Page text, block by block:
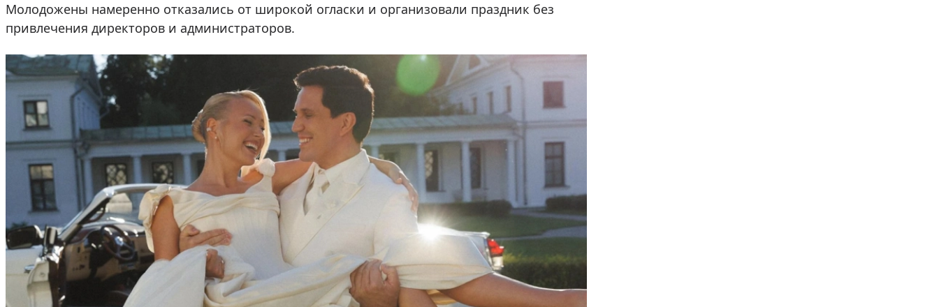
Молодожены намеренно отказались от широкой огласки и организовали праздник без
привлечения директоров и администраторов.